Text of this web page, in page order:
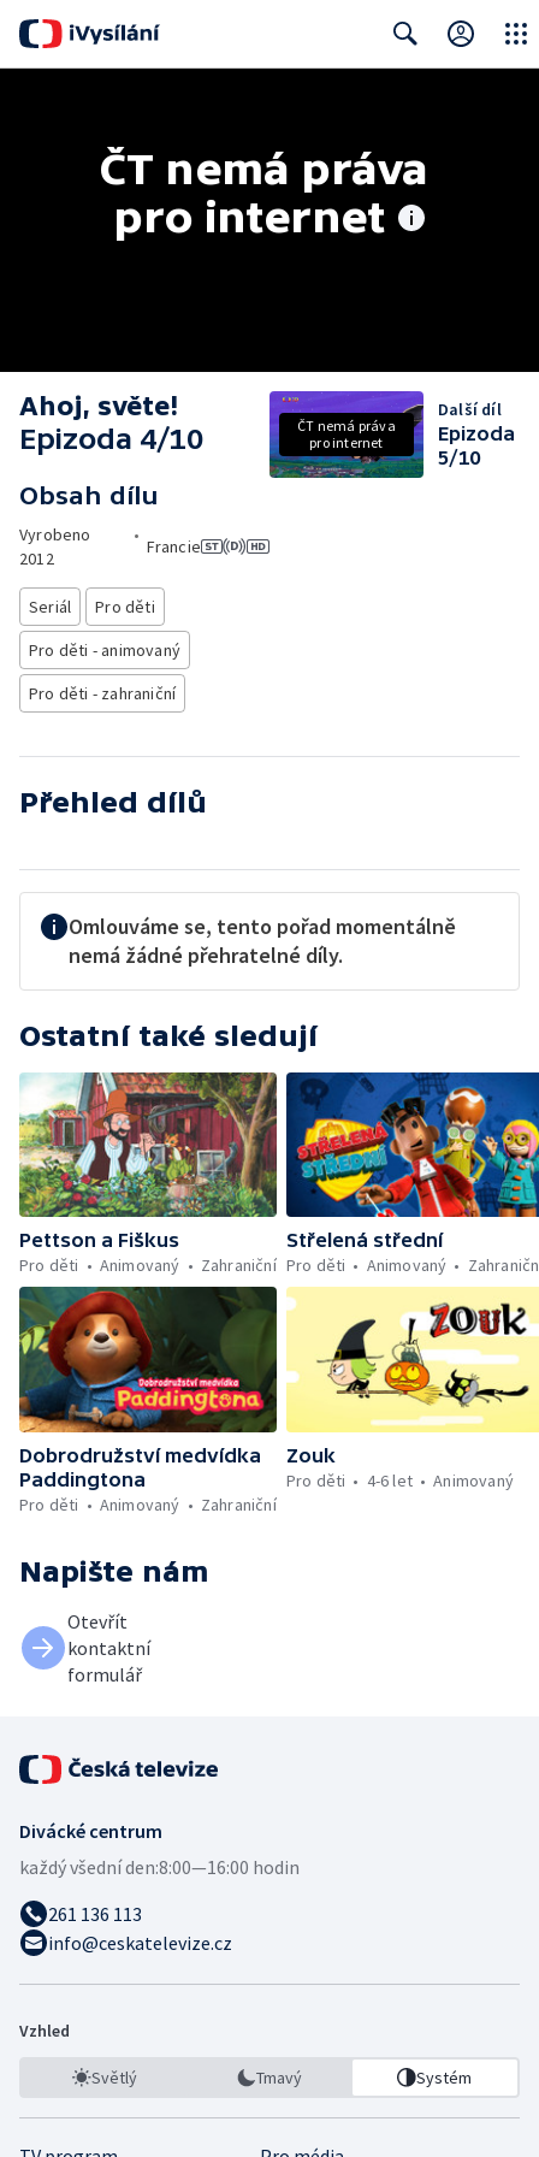
ČT nemá práva
pro internet
Ahoj, světe!
Epizoda 4/10
Obsah dílu
Vyrobeno
2012
•
Francie
Seriál
Pro děti
Pro děti - animovaný
Pro děti - zahraniční
ČT nemá práva
pro internet
Další díl
Epizoda
5/10
Přehled dílů
Omlouváme se, tento pořad momentálně
nemá žádné přehratelné díly.
Ostatní také sledují
Pettson a Fiškus
Pro děti
Animovaný Zahraniční
Střelená střední
Pro děti
Animovaný
Dobrodružství medvídka
Paddingtona
Pro děti
Animovaný Zahraniční
Zouk
Pro děti
4-6 let Animovaný
Napište nám
Otevřít
kontaktní
formulář
Divácké centrum
každý všední den:8:00—16:00 hodin
261 136 113
info@ceskatelevize.cz
Vzhled
Světlý Tmavý Systém